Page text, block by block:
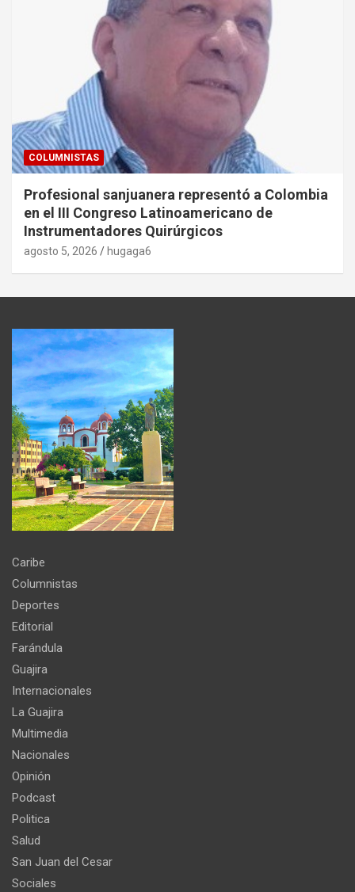
COLUMNISTAS
Profesional sanjuanera representó a Colombia
en el III Congreso Latinoamericano de
Instrumentadores Quirúrgicos
agosto 5, 2026 hugaga6
Caribe
Columnistas
Deportes
Editorial
Farándula
Guajira
Internacionales
La Guajira
Multimedia
Nacionales
Opinión
Podcast
Politica
Salud
San Juan del Cesar
Sociales